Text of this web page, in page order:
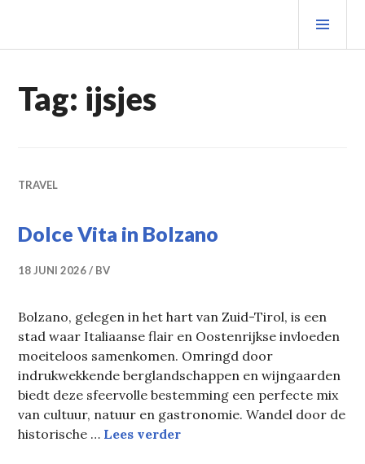
inhoud
Tag: ijsjes
TRAVEL
Dolce Vita in Bolzano
18 JUNI 2026 BV
Bolzano, gelegen in het hart van Zuid-Tirol, is een
stad waar Italiaanse flair en Oostenrijkse invloeden
moeiteloos samenkomen. Omringd door
indrukwekkende berglandschappen en wijngaarden
biedt deze sfeervolle bestemming een perfecte mix
van cultuur, natuur en gastronomie. Wandel door de
historische … Lees verderDolce Vita in Bolzano